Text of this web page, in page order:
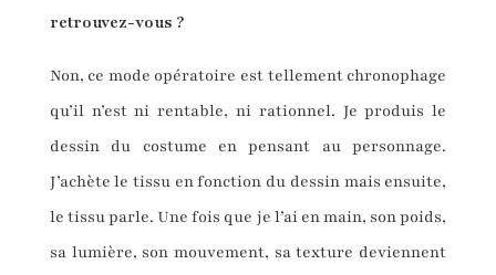
retrouvez-vous ?
Non, ce mode opératoire est tellement chronophage
qu’il n’est ni rentable, ni rationnel. Je produis le
dessin du costume en pensant au personnage.
J’achète le tissu en fonction du dessin mais ensuite,
le tissu parle. Une fois que je l’ai en main, son poids,
sa lumière, son mouvement, sa texture deviennent